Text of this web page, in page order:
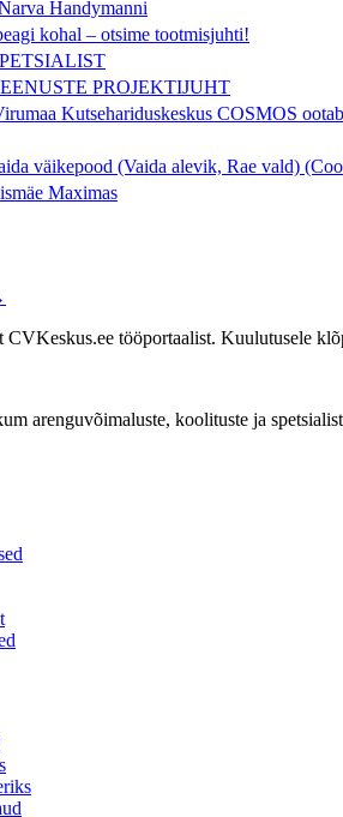
Handymanni
kohal – otsime tootmisjuhti!
PROJEKTIJUHT
Kutsehariduskeskus COSMOS
väikepood (Vaida alevik, Rae vald)
Maximas
tööportaalist. Kuulutusele
arenguvõimaluste, koolituste ja